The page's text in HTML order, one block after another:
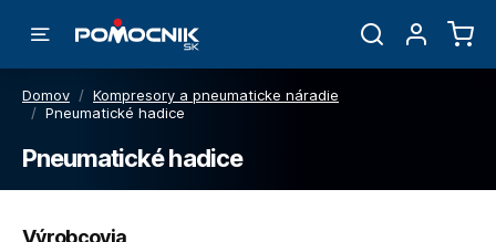
Domov / Kompresory a pneumaticke náradie
/ Pneumatické hadice
Pneumatické hadice
Výrobcovia